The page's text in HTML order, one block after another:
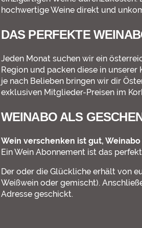
hochwertige Weine direkt und
DAS PERFEKTE
Jeden Monat suchen wir ein
Region und packen diese in
je nach Belieben bringen wir dir
exklusiven Mitglieder-Preisen im
WEINABO ALS
Wein verschenken ist gut,
Ein Wein Abonnement ist das
Der oder die Glückliche erhält von
Weißwein oder gemischt).
Adresse geschickt.